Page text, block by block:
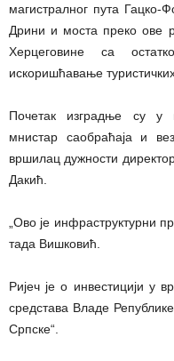
магистралног пута Гацко-
Дрини и моста преко ове
Херцеговине са
искоришћавање
Почетак изградње су у
мнистар саобраћаја и
вршилац дужности
Дакић.
„Ово је инфраструктурни
тада Вишковић.
Ријеч је о инвестицији у
средстава Владе
Српске“.